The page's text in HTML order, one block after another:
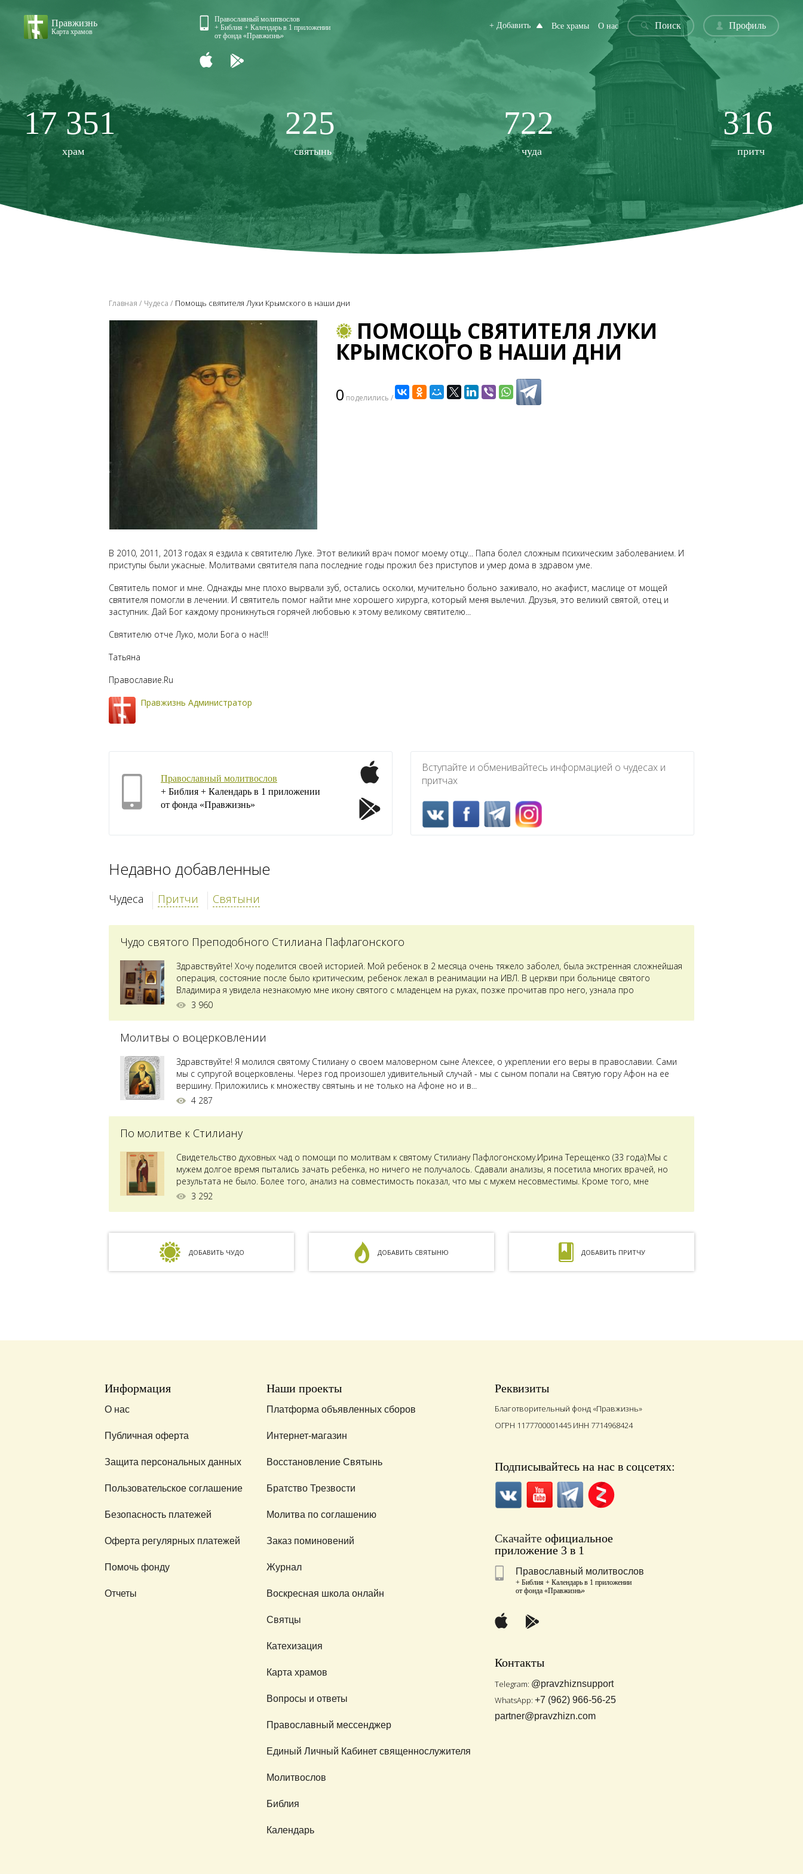
Правжизнь
Карта храмов
Православный молитвослов
+ Библия + Календарь в 1 приложении
от фонда «Правжизнь»
+ Добавить Все храмы О нас Поиск Профиль
17 351
храм
225
святынь
722
чуда
316
притч
Главная Чудеса Помощь святителя Луки Крымского в наши дни
ПОМОЩЬ СВЯТИТЕЛЯ ЛУКИ
КРЫМСКОГО В НАШИ ДНИ
0 поделились /
В 2010, 2011, 2013 годах я ездила к святителю Луке. Этот великий врач помог моему отцу... Папа болел сложным психическим заболеванием. И
приступы были ужасные. Молитвами святителя папа последние годы прожил без приступов и умер дома в здравом уме.
Святитель помог и мне. Однажды мне плохо вырвали зуб, остались осколки, мучительно больно заживало, но акафист, маслице от мощей
святителя помогли в лечении. И святитель помог найти мне хорошего хирурга, который меня вылечил. Друзья, это великий святой, отец и
заступник. Дай Бог каждому проникнуться горячей любовью к этому великому святителю...
Святителю отче Луко, моли Бога о нас!!!
Татьяна
Православие.Ru
Правжизнь Администратор
Православный молитвослов
+ Библия + Календарь в 1 приложении
от фонда «Правжизнь»
Вступайте и обменивайтесь информацией о чудесах и
притчах
Недавно добавленные
Чудеса Притчи Святыни
Чудо святого Преподобного Стилиана Пафлагонского
Здравствуйте! Хочу поделится своей историей. Мой ребенок в 2 месяца очень тяжело заболел, была экстренная сложнейшая
операция, состояние после было критическим, ребенок лежал в реанимации на ИВЛ. В церкви при больнице святого
Владимира я увидела незнакомую мне икону святого с младенцем на руках, позже прочитав про него, узнала про
Преподобного...
3 960
Молитвы о воцерковлении
Здравствуйте! Я молился святому Стилиану о своем маловерном сыне Алексее, о укреплении его веры в православии. Сами
мы с супругой воцерковлены. Через год произошел удивительный случай - мы с сыном попали на Святую гору Афон на ее
вершину. Приложились к множеству святынь и не только на Афоне но и в...
4 287
По молитве к Стилиану
Свидетельство духовных чад о помощи по молитвам к святому Стилиану Пафлогонскому.Ирина Терещенко (33 года):Мы с
мужем долгое время пытались зачать ребенка, но ничего не получалось. Сдавали анализы, я посетила многих врачей, но
результата не было. Более того, анализ на совместимость показал, что мы с мужем несовместимы. Кроме того, мне
ставили...
3 292
ДОБАВИТЬ ЧУДО ДОБАВИТЬ СВЯТЫНЮ ДОБАВИТЬ ПРИТЧУ
Информация
О нас
Публичная оферта
Защита персональных данных
Пользовательское соглашение
Безопасность платежей
Оферта регулярных платежей
Помочь фонду
Отчеты
Наши проекты
Платформа объявленных сборов
Интернет-магазин
Восстановление Святынь
Братство Трезвости
Молитва по соглашению
Заказ поминовений
Журнал
Воскресная школа онлайн
Святцы
Катехизация
Карта храмов
Вопросы и ответы
Православный мессенджер
Единый Личный Кабинет священнослужителя
Молитвослов
Библия
Календарь
Реквизиты
Благотворительный фонд «Правжизнь»
ОГРН 1177700001445 ИНН 7714968424
Подписывайтесь на нас в соцсетях:
Скачайтеофициальное
приложение 3 в 1
Православный молитвослов
+ Библия + Календарь в 1 приложении
от фонда «Правжизнь»
Контакты
Telegram: @pravzhiznsupport
WhatsApp: +7 (962) 966-56-25
partner@pravzhizn.com